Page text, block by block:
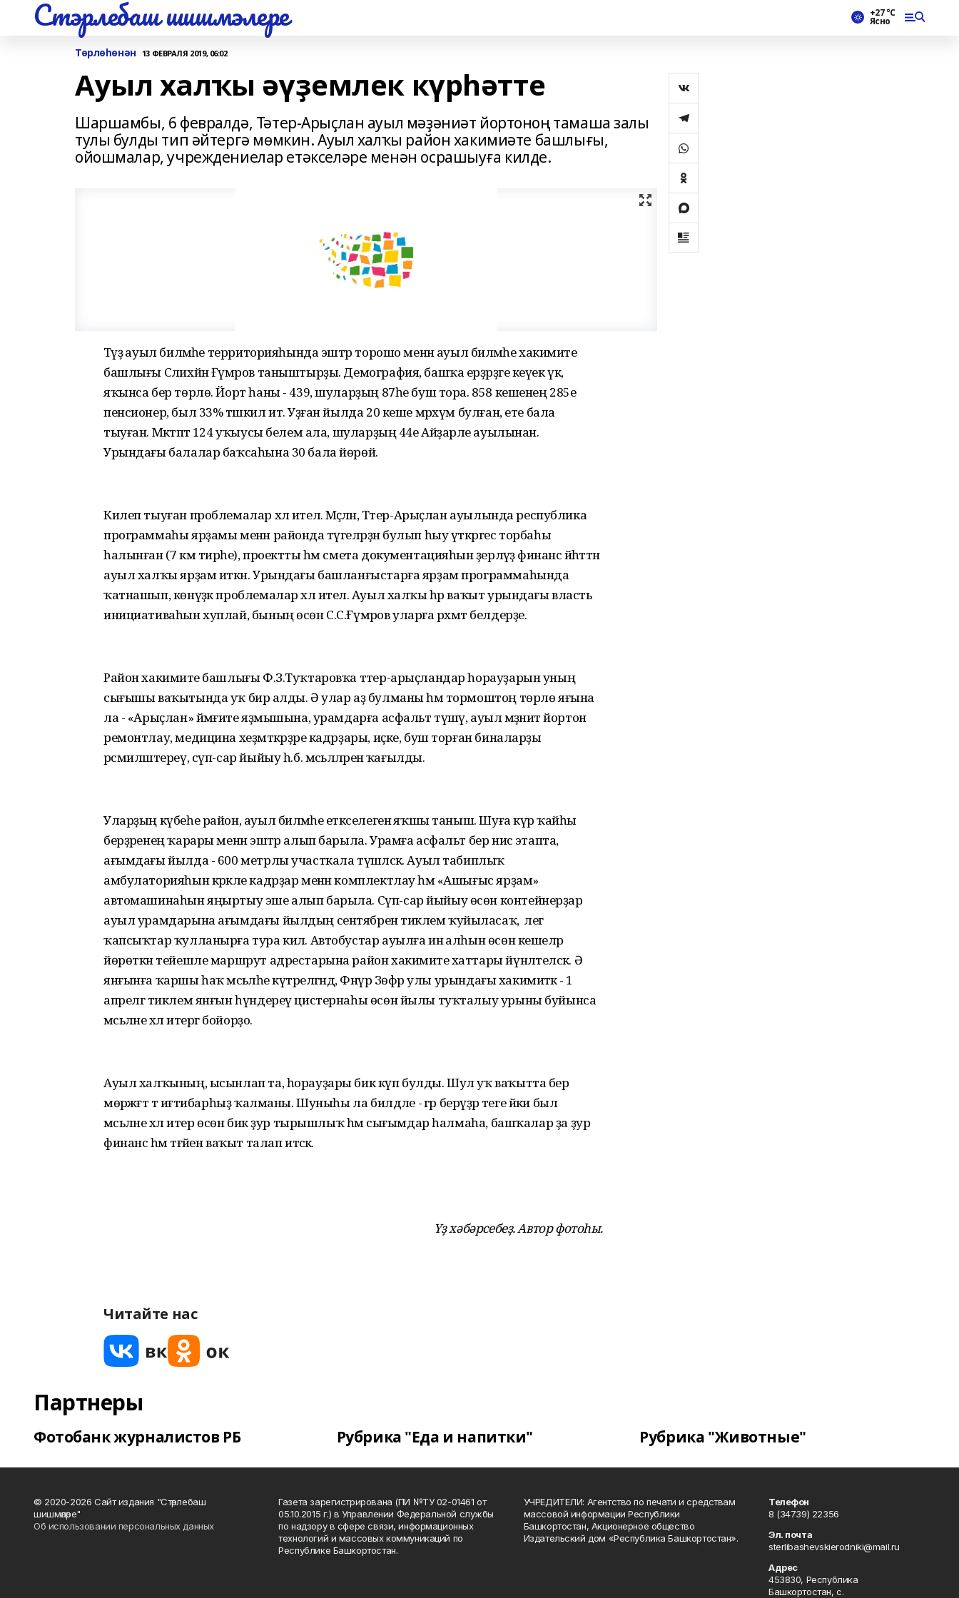
Стэрлебаш шишмэлере +27 °С
Ясно
Төрлөһөнән 13 ФЕВРАЛЯ 2019, 06:02
Ауыл халҡы әүҙемлек күрһәтте
Шаршамбы, 6 февралдә, Тәтер-Арыҫлан ауыл мәҙәниәт йортоноң тамаша залы
тулы булды тип әйтергә мөмкин. Ауыл халҡы район хакимиәте башлығы,
ойошмалар, учреждениелар етәкселәре менән осрашыуға килде.
Тәүҙә ауыл биләмәһе территорияһында эштәр торошо менән ауыл биләмәһе хакимиәте
башлығы Сәлихйән Ғүмәров таныштырҙы. Демография, башҡа ерҙәрҙәге кеүек үк,
яҡынса бер төрлө. Йорт һаны - 439, шуларҙың 87һе буш тора. 858 кешенең 285е
пенсионер, был 33% тәшкил итә. Уҙған йылда 20 кеше мәрхүм булған, ете бала
тыуған. Мәктәптә 124 уҡыусы белем ала, шуларҙың 44е Айҙарәле ауылынан.
Урындағы балалар баҡсаһына 30 бала йөрөй.
Килеп тыуған проблемалар хәл ителә. Мәҫәлән, Тәтер-Арыҫлан ауылында республика
программаһы ярҙамы менән районда тәүгеләрҙән булып һыу үткәргес торбаһы
һалынған (7 км тирәһе), проектты һәм смета документацияһын әҙерләүҙә финанс йәһәттән
ауыл халҡы ярҙам иткән. Урындағы башланғыстарға ярҙам программаһында
ҡатнашып, көнүҙәк проблемалар хәл ителә. Ауыл халҡы һәр ваҡыт урындағы власть
инициативаһын хуплай, бының өсөн С.С.Ғүмәров уларға рәхмәт белдерҙе.
Район хакимиәте башлығы Ф.З.Туҡтаровҡа тәтер-арыҫландар һорауҙарын уның
сығышы ваҡытында уҡ бирә алды. Ә улар аҙ булманы һәм тормоштоң төрлө яғына
ла - «Арыҫлан» йәмғиәте яҙмышына, урамдарға асфальт түшәү, ауыл мәҙәниәт йортон
ремонтлау, медицина хеҙмәткәрҙәре кадрҙары, иҫке, буш торған биналарҙы
рәсмиләштереү, сүп-сар йыйыу һ.б. мәсьәләләренә ҡағылды.
Уларҙың күбеһе район, ауыл биләмәһе етәкселегенә яҡшы таныш. Шуға күрә ҡайһы
берҙәренең ҡарары менән эштәр алып барыла. Урамға асфальт бер нисә этапта,
ағымдағы йылда - 600 метрлы участкала түшәләсәк. Ауыл табиплыҡ
амбулаторияһын кәрәкле кадрҙар менән комплектлау һәм «Ашығыс ярҙам»
автомашинаһын яңыртыу эше алып барыла. Сүп-сар йыйыу өсөн контейнерҙар
ауыл урамдарына ағымдағы йылдың сентябренә тиклем ҡуйыласаҡ, ә әлегә
ҡапсыҡтар ҡулланырға тура килә. Автобустар ауылға инә алһын өсөн кешеләр
йөрөткән тейешле маршрут адрестарына район хакимиәте хаттары йүнәлтеләсәк. Ә
янғынға ҡаршы һаҡ мәсьәләһе күтәрелгәндә, Фәнүр Зөфәр улы урындағы хакимиәткә - 1
апрелгә тиклем янғын һүндереү цистернаһы өсөн йылы туҡталыу урыны буйынса
мәсьәләне хәл итергә бойорҙо.
Ауыл халҡының, ысынлап та, һорауҙары бик күп булды. Шул уҡ ваҡытта бер
мөрәжәғәт тә иғтибарһыҙ ҡалманы. Шуныһы ла билдәле - әгәр берәүҙәр теге йәки был
мәсьәләне хәл итер өсөн бик ҙур тырышлыҡ һәм сығымдар һалмаһа, башҡалар ҙа ҙур
финанс һәм тәғәйен ваҡыт талап итәсәк.
Үҙ хәбәрсебеҙ. Автор фотоһы.
Читайте нас
Партнеры
Фотобанк журналистов РБ Рубрика "Еда и напитки" Рубрика "Животные"
© 2020-2026 Сайт издания "Стәрлебаш
шишмәләре"
Об использовании персональных данных
Газета зарегистрирована (ПИ №ТУ 02-01461 от
05.10.2015 г.) в Управлении Федеральной службы
по надзору в сфере связи, информационных
технологий и массовых коммуникаций по
Республике Башкортостан.
УЧРЕДИТЕЛИ: Агентство по печати и средствам
массовой информации Республики
Башкортостан, Акционерное общество
Издательский дом «Республика Башкортостан».
Телефон
8 (34739) 22356
Эл. почта
sterlibashevskierodniki@mail.ru
Адрес
453830, Республика
Башкортостан, c.